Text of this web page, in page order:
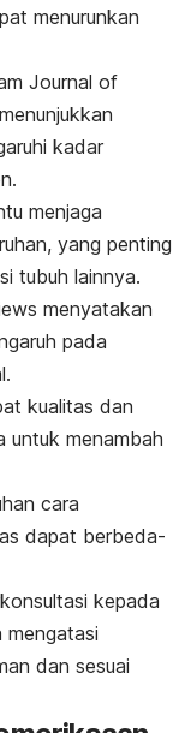
menurunkan
Journal of
menunjukkan
kadar
menjaga
yang penting
tubuh lainnya.
menyatakan
pada
kualitas dan
untuk menambah
cara
dapat berbeda-
kepada
mengatasi
dan sesuai